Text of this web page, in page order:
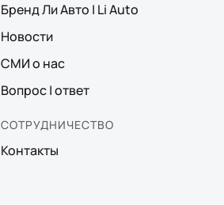
Бренд Ли Авто | Li Auto
Новости
СМИ о нас
Вопрос | ответ
СОТРУДНИЧЕСТВО
Контакты